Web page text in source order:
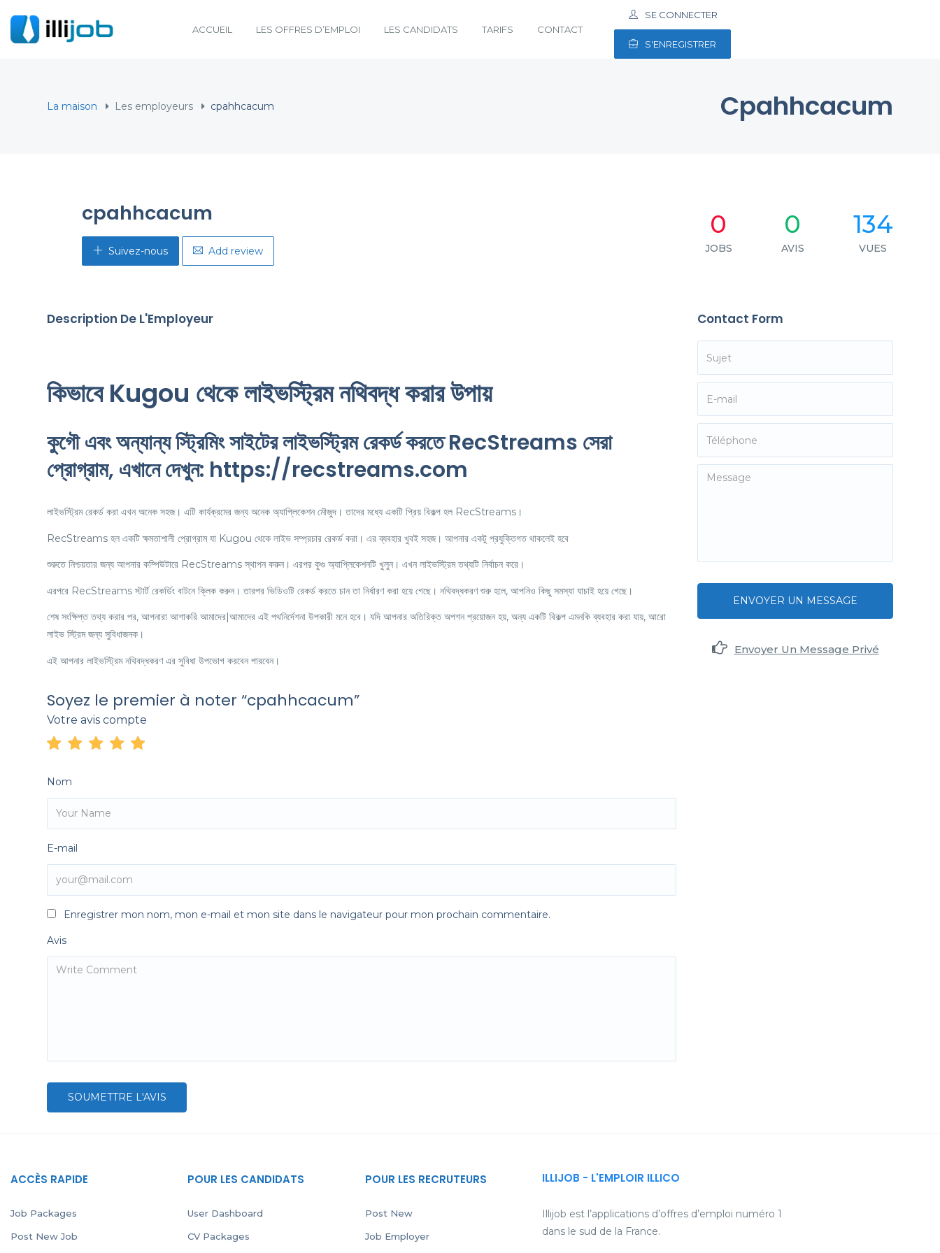
ACCUEIL LES OFFRES D’EMPLOI LES CANDIDATS TARIFS CONTACT
SE CONNECTER
S'ENREGISTRER
La maison Les employeurs cpahhcacum Cpahhcacum
cpahhcacum
Suivez-nous Add review
0
JOBS
0
AVIS
134
VUES
Description De L'Employeur
কিভাবে Kugou থেকে লাইভস্ট্রিম নথিবদ্ধ করার উপায়
কুগৌ এবং অন্যান্য স্ট্রিমিং সাইটের লাইভস্ট্রিম রেকর্ড করতে RecStreams সেরা
প্রোগ্রাম, এখানে দেখুন: https://recstreams.com
লাইভস্ট্রিম রেকর্ড করা এখন অনেক সহজ। এটি কার্যক্রমের জন্য অনেক অ্যাপ্লিকেশন মৌজুদ। তাদের মধ্যে একটি প্রিয় বিকল্প হল RecStreams।
RecStreams হল একটি ক্ষমতাশালী প্রোগ্রাম যা Kugou থেকে লাইভ সম্প্রচার রেকর্ড করা। এর ব্যবহার খুবই সহজ। আপনার একটু প্রযুক্তিগত থাকলেই হবে
শুরুতে নিশ্চয়তার জন্য আপনার কম্পিউটারে RecStreams স্থাপন করুন। এরপর কুগু অ্যাপ্লিকেশনটি খুলুন। এখন লাইভস্ট্রিম তথ্যটি নির্বাচন করে।
এরপরে RecStreams স্টার্ট রেকর্ডিং বাটনে ক্লিক করুন। তারপর ভিডিওটি রেকর্ড করতে চান তা নির্ধারণ করা হয়ে গেছে। নথিবদ্ধকরণ শুরু হলে, আপনিও কিছু সমস্যা যাচাই হয়ে গেছে।
শেষ সংক্ষিপ্ত তথ্য করার পর, আপনারা আশাকরি আমাদের|আমাদের এই পথনির্দেশনা উপকারী মনে হবে। যদি আপনার অতিরিক্ত অপশন প্রয়োজন হয়, অন্য একটি বিকল্প এমনকি ব্যবহার করা যায়, আরো
লাইভ স্ট্রিম জন্য সুবিধাজনক।
এই আপনার লাইভস্ট্রিম নথিবদ্ধকরণ এর সুবিধা উপভোগ করবেন পারবেন।
Soyez le premier à noter “cpahhcacum”
Votre avis compte
Nom
E-mail
Enregistrer mon nom, mon e-mail et mon site dans le navigateur pour mon prochain commentaire.
Avis
Contact Form
ENVOYER UN MESSAGE
Envoyer Un Message Privé
ACCÈS RAPIDE
Job Packages
Post New Job
POUR LES CANDIDATS
User Dashboard
CV Packages
POUR LES RECRUTEURS
Post New
Job Employer
ILLIJOB - L'EMPLOIR ILLICO
Illijob est l’applications d’offres d’emploi numéro 1
dans le sud de la France.